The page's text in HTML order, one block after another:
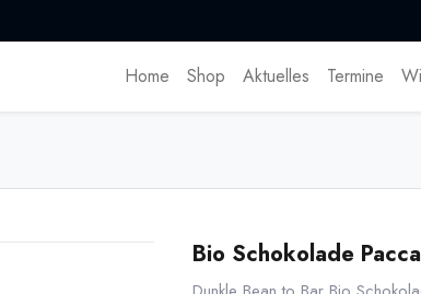
Home Shop Aktuelles Termine
Bio Schokolade